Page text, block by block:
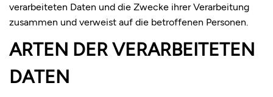
verarbeiteten Daten und die Zwecke ihrer Verarbeitung
zusammen und verweist auf die betroffenen Personen.
ARTEN DER VERARBEITETEN
DATEN